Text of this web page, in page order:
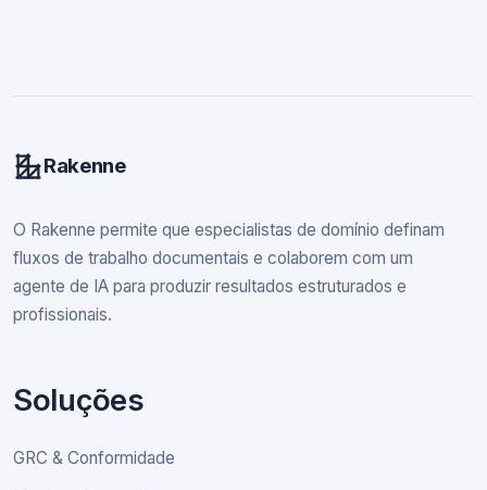
Rakenne
O Rakenne permite que especialistas de domínio definam
fluxos de trabalho documentais e colaborem com um
agente de IA para produzir resultados estruturados e
profissionais.
Soluções
GRC & Conformidade